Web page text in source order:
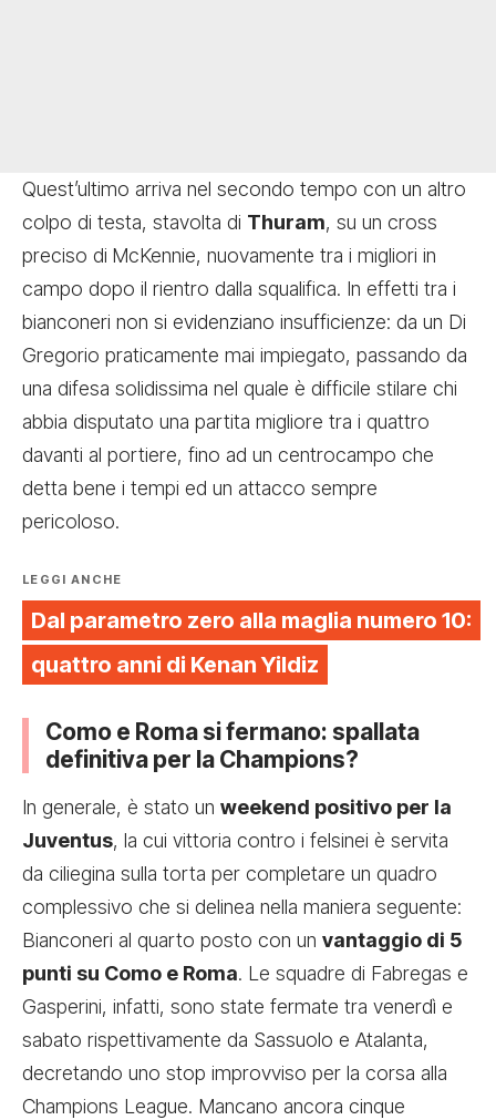
Quest’ultimo arriva nel secondo tempo con un altro
colpo di testa, stavolta di Thuram, su un cross
preciso di McKennie, nuovamente tra i migliori in
campo dopo il rientro dalla squalifica. In effetti tra i
bianconeri non si evidenziano insufficienze: da un Di
Gregorio praticamente mai impiegato, passando da
una difesa solidissima nel quale è difficile stilare chi
abbia disputato una partita migliore tra i quattro
davanti al portiere, fino ad un centrocampo che
detta bene i tempi ed un attacco sempre
pericoloso.
LEGGI ANCHE
Dal parametro zero alla maglia numero 10:
quattro anni di Kenan Yildiz
Como e Roma si fermano: spallata
definitiva per la Champions?
In generale, è stato un weekend positivo per la
Juventus, la cui vittoria contro i felsinei è servita
da ciliegina sulla torta per completare un quadro
complessivo che si delinea nella maniera seguente:
Bianconeri al quarto posto con un vantaggio di 5
punti su Como e Roma. Le squadre di Fabregas e
Gasperini, infatti, sono state fermate tra venerdì e
sabato rispettivamente da Sassuolo e Atalanta,
decretando uno stop improvviso per la corsa alla
Champions League. Mancano ancora cinque